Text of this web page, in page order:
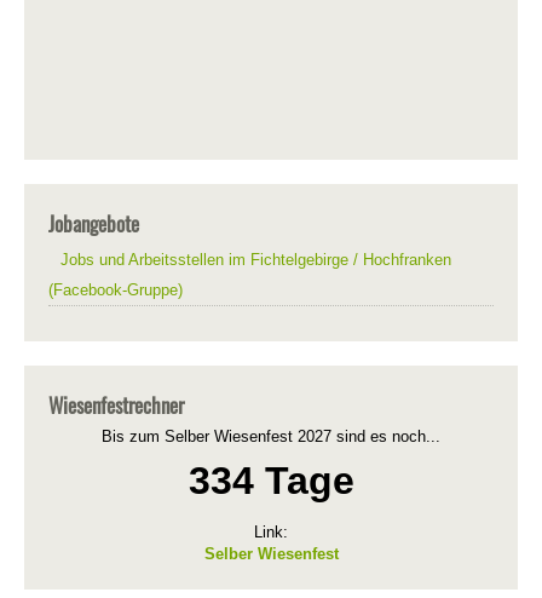
Jobangebote
Jobs und Arbeitsstellen im Fichtelgebirge / Hochfranken
(Facebook-Gruppe)
Wiesenfestrechner
Bis zum Selber Wiesenfest 2027 sind es noch...
334 Tage
Link:
Selber Wiesenfest